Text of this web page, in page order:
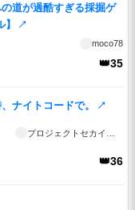
道が過酷すぎる採掘ゲ
↗
moco78
👑35
ナイトコードで。 ↗
👑36